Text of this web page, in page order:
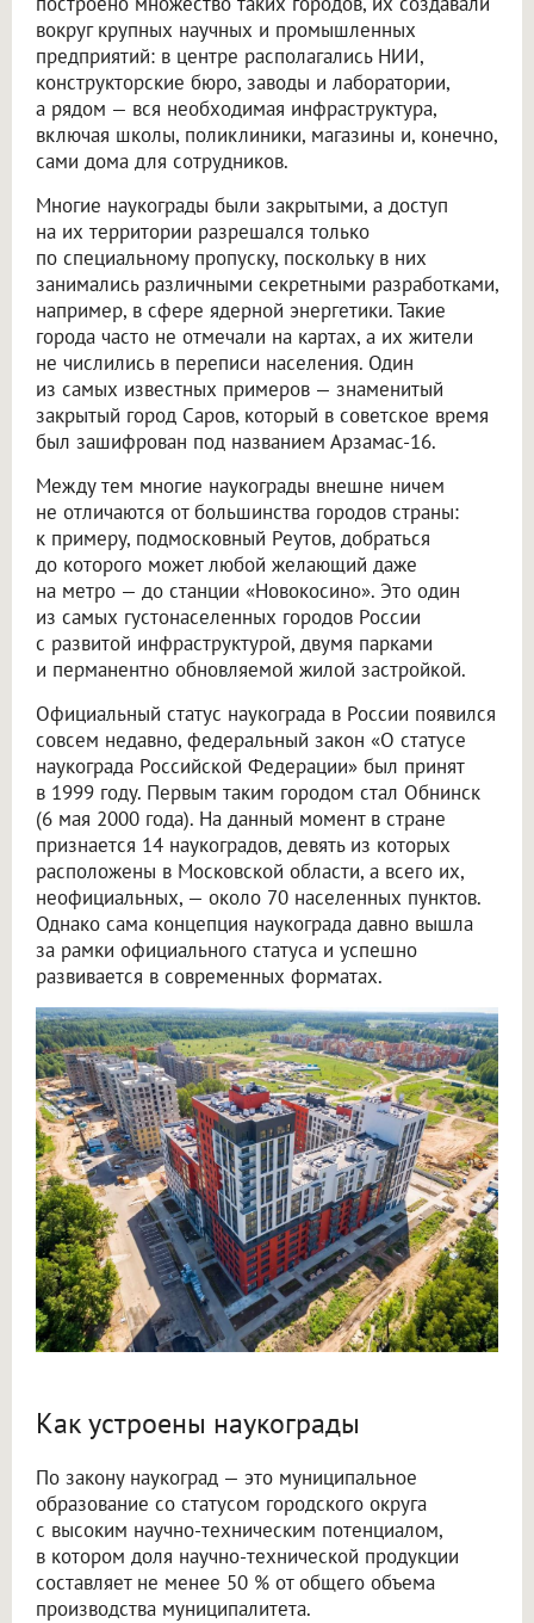
вокруг крупных научных и промышленных
предприятий: в центре располагались НИИ,
конструкторские бюро, заводы и лаборатории,
а рядом — вся необходимая инфраструктура,
включая школы, поликлиники, магазины и, конечно,
сами дома для сотрудников.
Многие наукограды были закрытыми, а доступ
на их территории разрешался только
по специальному пропуску, поскольку в них
занимались различными секретными разработками,
например, в сфере ядерной энергетики. Такие
города часто не отмечали на картах, а их жители
не числились в переписи населения. Один
из самых известных примеров — знаменитый
закрытый город Саров, который в советское время
был зашифрован под названием Арзамас-16.
Между тем многие наукограды внешне ничем
не отличаются от большинства городов страны:
к примеру, подмосковный Реутов, добраться
до которого может любой желающий даже
на метро — до станции «Новокосино». Это один
из самых густонаселенных городов России
с развитой инфраструктурой, двумя парками
и перманентно обновляемой жилой застройкой.
Официальный статус наукограда в России появился
совсем недавно, федеральный закон «О статусе
наукограда Российской Федерации» был принят
в 1999 году. Первым таким городом стал Обнинск
(6 мая 2000 года). На данный момент в стране
признается 14 наукоградов, девять из которых
расположены в Московской области, а всего их,
неофициальных, — около 70 населенных пунктов.
Однако сама концепция наукограда давно вышла
за рамки официального статуса и успешно
развивается в современных форматах.
Как устроены наукограды
По закону наукоград — это муниципальное
образование со статусом городского округа
с высоким научно-техническим потенциалом,
в котором доля научно-технической продукции
составляет не менее 50 % от общего объема
производства муниципалитета.